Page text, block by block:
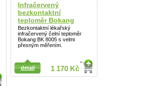
Infračervený
bezkontaktní
teploměr Bokang
Bezkontaktní lékařský
infračervený čelní teploměr
Bokang BK 8005 s velmi
přesným měřením.
1 170 Kč
detail